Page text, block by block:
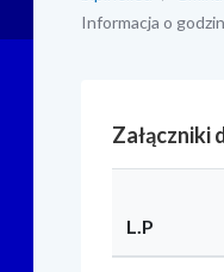
Informacja o
Załączniki
L.P